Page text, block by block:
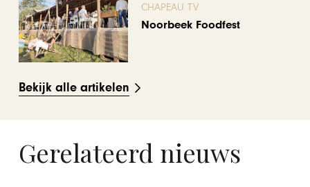
CHAPEAU TV
Noorbeek Foodfest
Bekijk alle artikelen
Gerelateerd nieuws